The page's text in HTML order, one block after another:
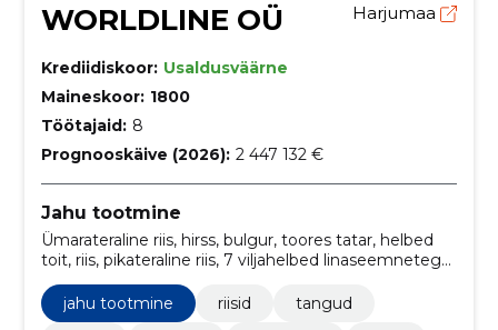
WORLDLINE OÜ Harjumaa
Krediidiskoor: Usaldusväärne
Maineskoor: 1800
Töötajaid: 8
Prognooskäive (2026): 2 447 132 €
Jahu tootmine
Ümarateraline riis, hirss, bulgur, toores tatar, helbed
toit, riis, pikateraline riis, 7 viljahelbed linaseemnetega,
hirsihelbed, riisihelbed
jahu tootmine
riisid
tangud